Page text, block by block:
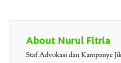
About Nurul Fitria
Staf Advokasi dan Kampanye